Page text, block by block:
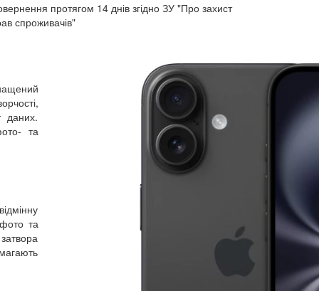
протягом 14 днів згідно ЗУ "Про захист
спроживачів"
даних.
та
та